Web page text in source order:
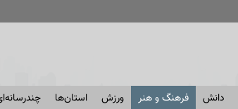
دانش فرهنگ و هنر ورزش استان‌ها